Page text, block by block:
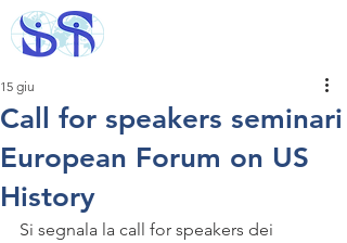
Call for speakers seminari
European Forum on US
History
15 giu
Si segnala la call for speakers dei